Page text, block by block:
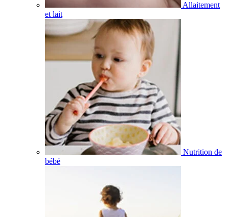
Allaitement
et lait
Nutrition de
bébé